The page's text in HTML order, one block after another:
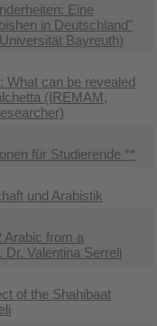
Eine
in Deutschland"​
Bayreuth)
What can be revealed
(IREMAM,
für Studierende **
und Arabistik
Arabic from a
Valentina Serreli
of the Shahibaat